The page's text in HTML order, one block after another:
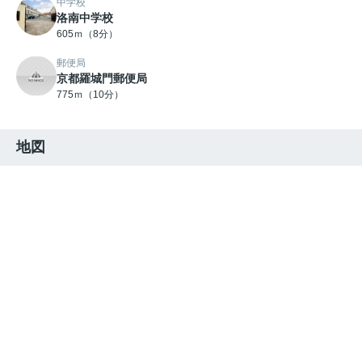
中学校
洛南中学校
605ｍ（8分）
郵便局
京都羅城門郵便局
775ｍ（10分）
地図